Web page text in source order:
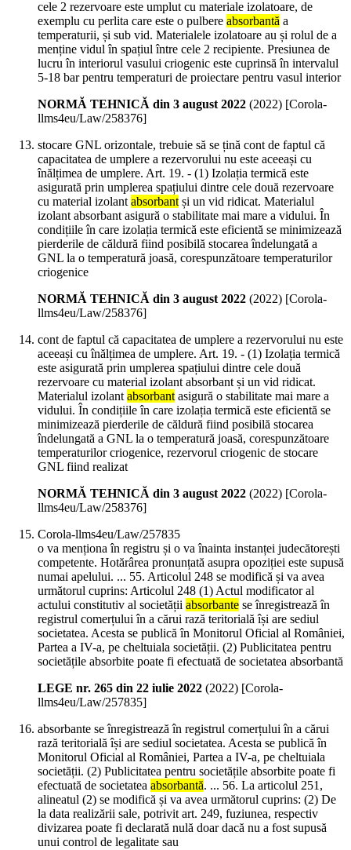
cele 2 rezervoare este umplut cu materiale izolatoare, de
exemplu cu perlita care este o pulbere absorbantă a
temperaturii, și sub vid. Materialele izolatoare au și rolul de a
menține vidul în spațiul între cele 2 recipiente. Presiunea de
lucru în interiorul vasului criogenic este cuprinsă în intervalul
5-18 bar pentru temperaturi de proiectare pentru vasul interior
NORMĂ TEHNICĂ din 3 august 2022 (2022) [Corola-
llms4eu/Law/258376]
stocare GNL orizontale, trebuie să se țină cont de faptul că
capacitatea de umplere a rezervorului nu este aceeași cu
înălțimea de umplere. Art. 19. - (1) Izolația termică este
asigurată prin umplerea spațiului dintre cele două rezervoare
cu material izolantabsorbantși un vid ridicat. Materialul
izolant absorbant asigură o stabilitate mai mare a vidului. În
condițiile în care izolația termică este eficientă se minimizează
pierderile de căldură fiind posibilă stocarea îndelungată a
GNL la o temperatură joasă, corespunzătoare temperaturilor
criogenice
NORMĂ TEHNICĂ din 3 august 2022 (2022) [Corola-
llms4eu/Law/258376]
cont de faptul că capacitatea de umplere a rezervorului nu este
aceeași cu înălțimea de umplere. Art. 19. - (1) Izolația termică
este asigurată prin umplerea spațiului dintre cele două
rezervoare cu material izolant absorbant și un vid ridicat.
Materialul izolantabsorbantasigură o stabilitate mai mare a
vidului. În condițiile în care izolația termică este eficientă se
minimizează pierderile de căldură fiind posibilă stocarea
îndelungată a GNL la o temperatură joasă, corespunzătoare
temperaturilor criogenice, rezervorul criogenic de stocare
GNL fiind realizat
NORMĂ TEHNICĂ din 3 august 2022 (2022) [Corola-
llms4eu/Law/258376]
Corola-llms4eu/Law/257835
o va menționa în registru și o va înainta instanței judecătorești
competente. Hotărârea pronunțată asupra opoziției este supusă
numai apelului. ... 55. Articolul 248 se modifică și va avea
următorul cuprins: Articolul 248 (1) Actul modificator al
actului constitutiv al societății absorbante se înregistrează în
registrul comerțului în a cărui rază teritorială își are sediul
societatea. Acesta se publică în Monitorul Oficial al României,
Partea a IV-a, pe cheltuiala societății. (2) Publicitatea pentru
societățile absorbite poate fi efectuată de societatea absorbantă
LEGE nr. 265 din 22 iulie 2022 (2022) [Corola-
llms4eu/Law/257835]
absorbante se înregistrează în registrul comerțului în a cărui
rază teritorială își are sediul societatea. Acesta se publică în
Monitorul Oficial al României, Partea a IV-a, pe cheltuiala
societății. (2) Publicitatea pentru societățile absorbite poate fi
efectuată de societatea absorbantă. ... 56. La articolul 251,
alineatul (2) se modifică și va avea următorul cuprins: (2) De
la data realizării sale, potrivit art. 249, fuziunea, respectiv
divizarea poate fi declarată nulă doar dacă nu a fost supusă
unui control de legalitate sau